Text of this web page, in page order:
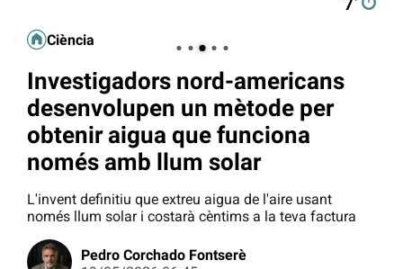
Ciència
Investigadors nord-americans
desenvolupen un mètode per
obtenir aigua que funciona
només amb llum solar
L'invent definitiu que extreu aigua de l'aire usant
només llum solar i costarà cèntims a la teva factura
Pedro Corchado Fontserè